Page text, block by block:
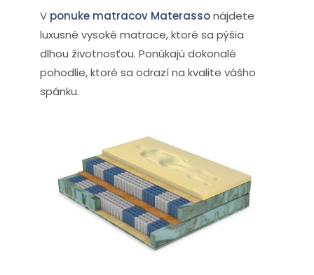
V ponuke matracov Materassonájdete
luxusné vysoké matrace, ktoré sa pýšia
dlhou životnosťou. Ponúkajú dokonalé
pohodlie, ktoré sa odrazí na kvalite vášho
spánku.